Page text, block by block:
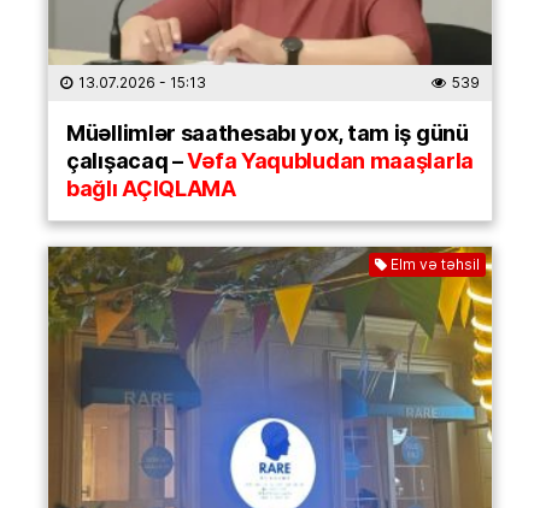
13.07.2026 - 15:13 539
Müəllimlər saathesabı yox, tam iş günü
çalışacaq –Vəfa Yaqubludan maaşlarla
bağlı AÇIQLAMA
Elm və təhsil